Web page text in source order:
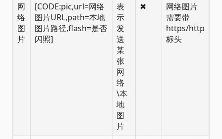
网
络
图
片
[CODE:pic,url=网络
图片URL,path=本地
图片路径,flash=是否
闪照]
表
示
发
送
某
张
网
络
\本
地
图
片
✖
网络图片
需要带
https/http
标头